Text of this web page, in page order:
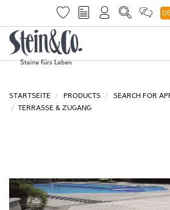
DE
STARTSEITE PRODUCTS SEARCH FOR
TERRASSE & ZUGANG